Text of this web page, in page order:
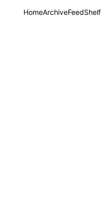
HomeArchiveFeedShelf